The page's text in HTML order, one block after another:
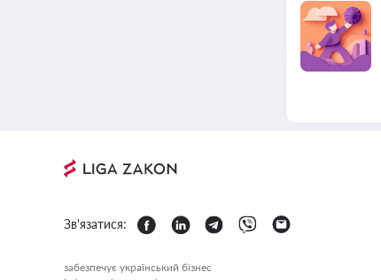
Зв'язатися:
забезпечує український бізнес